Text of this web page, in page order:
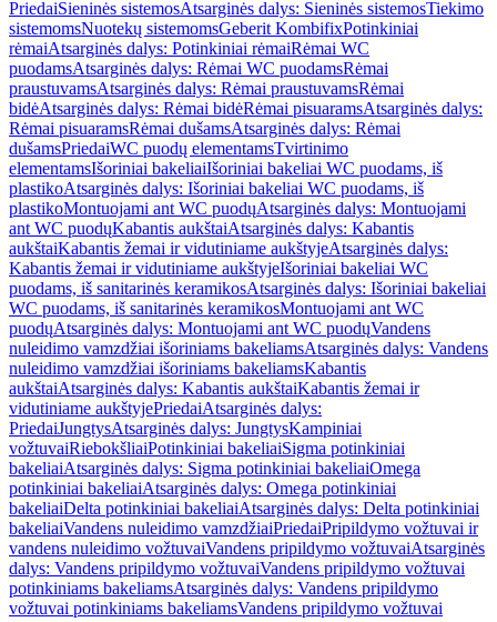
PriedaiSieninės sistemosAtsarginės dalys: Sieninės sistemosTiekimo
sistemomsNuotekų sistemomsGeberit KombifixPotinkiniai
rėmaiAtsarginės dalys: Potinkiniai rėmaiRėmai WC
puodamsAtsarginės dalys: Rėmai WC puodamsRėmai
praustuvamsAtsarginės dalys: Rėmai praustuvamsRėmai
bidėAtsarginės dalys: Rėmai bidėRėmai pisuaramsAtsarginės dalys:
Rėmai pisuaramsRėmai dušamsAtsarginės dalys: Rėmai
dušamsPriedaiWC puodų elementamsTvirtinimo
elementamsIšoriniai bakeliaiIšoriniai bakeliai WC puodams, iš
plastikoAtsarginės dalys: Išoriniai bakeliai WC puodams, iš
plastikoMontuojami ant WC puodųAtsarginės dalys: Montuojami
ant WC puodųKabantis aukštaiAtsarginės dalys: Kabantis
aukštaiKabantis žemai ir vidutiniame aukštyjeAtsarginės dalys:
Kabantis žemai ir vidutiniame aukštyjeIšoriniai bakeliai WC
puodams, iš sanitarinės keramikosAtsarginės dalys: Išoriniai bakeliai
WC puodams, iš sanitarinės keramikosMontuojami ant WC
puodųAtsarginės dalys: Montuojami ant WC puodųVandens
nuleidimo vamzdžiai išoriniams bakeliamsAtsarginės dalys: Vandens
nuleidimo vamzdžiai išoriniams bakeliamsKabantis
aukštaiAtsarginės dalys: Kabantis aukštaiKabantis žemai ir
vidutiniame aukštyjePriedaiAtsarginės dalys:
PriedaiJungtysAtsarginės dalys: JungtysKampiniai
vožtuvaiRiebokšliaiPotinkiniai bakeliaiSigma potinkiniai
bakeliaiAtsarginės dalys: Sigma potinkiniai bakeliaiOmega
potinkiniai bakeliaiAtsarginės dalys: Omega potinkiniai
bakeliaiDelta potinkiniai bakeliaiAtsarginės dalys: Delta potinkiniai
bakeliaiVandens nuleidimo vamzdžiaiPriedaiPripildymo vožtuvai ir
vandens nuleidimo vožtuvaiVandens pripildymo vožtuvaiAtsarginės
dalys: Vandens pripildymo vožtuvaiVandens pripildymo vožtuvai
potinkiniams bakeliamsAtsarginės dalys: Vandens pripildymo
vožtuvai potinkiniams bakeliamsVandens pripildymo vožtuvai